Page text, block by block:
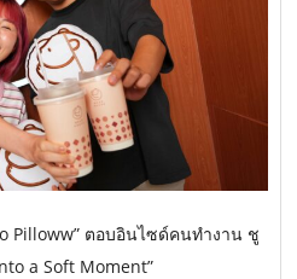
Pilloww” ตอบอินไซด์คนทำงาน ชู
a Soft Moment”